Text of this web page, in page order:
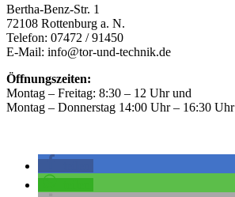
Bertha-Benz-Str. 1
72108 Rottenburg a. N.
Telefon: 07472 / 91450
E-Mail: info@tor-und-technik.de
Öffnungszeiten:
Montag – Freitag: 8:30 – 12 Uhr und
Montag – Donnerstag 14:00 Uhr – 16:30 Uhr